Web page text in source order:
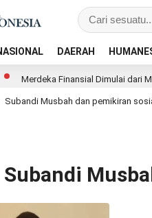
DAERAH
Merdeka Finansial Dimulai dari
Subandi Musbah dan pemikiran
Subandi